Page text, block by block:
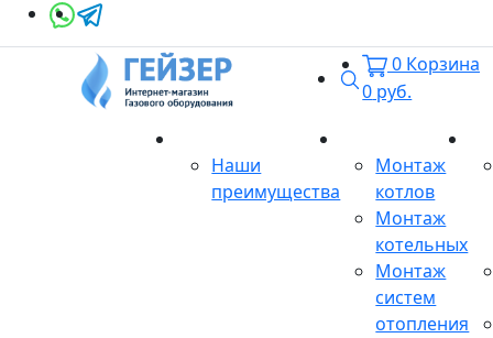
Поиск
0 Корзина
0 руб.
Наши
преимущества
Монтаж
котлов
Монтаж
котельных
Монтаж
систем
отопления